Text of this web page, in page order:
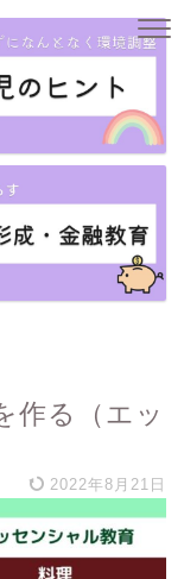
作る（エッ
2022年8月21日